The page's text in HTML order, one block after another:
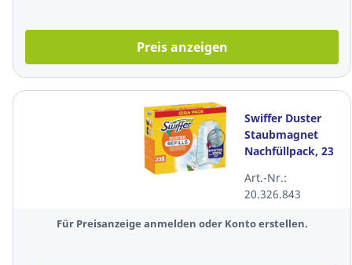
Preis anzeigen
Swiffer Duster
Staubmagnet
Nachfüllpack, 23
Art.-Nr.:
20.326.843
Für Preisanzeige anmelden oder Konto erstellen.